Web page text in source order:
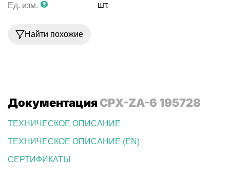
Ед. изм.
шт.
Найти похожие
Документация CPX-ZA-6 195728
ТЕХНИЧЕСКОЕ ОПИСАНИЕ
ТЕХНИЧЕСКОЕ ОПИСАНИЕ (EN)
СЕРТИФИКАТЫ